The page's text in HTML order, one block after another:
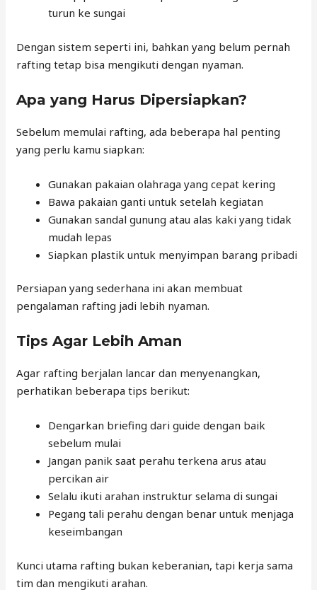
turun ke sungai
Dengan sistem seperti ini, bahkan yang belum pernah
rafting tetap bisa mengikuti dengan nyaman.
Apa yang Harus Dipersiapkan?
Sebelum memulai rafting, ada beberapa hal penting
yang perlu kamu siapkan:
Gunakan pakaian olahraga yang cepat kering
Bawa pakaian ganti untuk setelah kegiatan
Gunakan sandal gunung atau alas kaki yang tidak
mudah lepas
Siapkan plastik untuk menyimpan barang pribadi
Persiapan yang sederhana ini akan membuat
pengalaman rafting jadi lebih nyaman.
Tips Agar Lebih Aman
Agar rafting berjalan lancar dan menyenangkan,
perhatikan beberapa tips berikut:
Dengarkan briefing dari guide dengan baik
sebelum mulai
Jangan panik saat perahu terkena arus atau
percikan air
Selalu ikuti arahan instruktur selama di sungai
Pegang tali perahu dengan benar untuk menjaga
keseimbangan
Kunci utama rafting bukan keberanian, tapi kerja sama
tim dan mengikuti arahan.